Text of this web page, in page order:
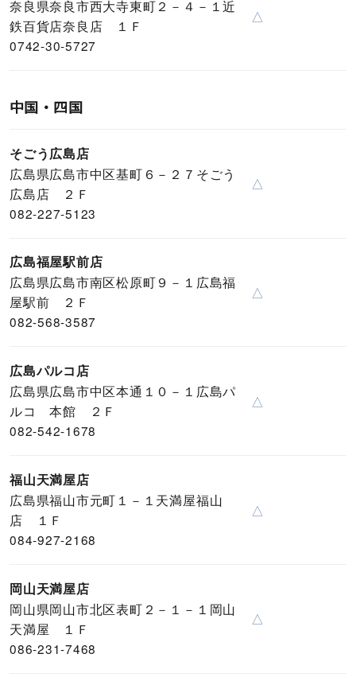
奈良県奈良市西大寺東町２－４－１近
鉄百貨店奈良店 １Ｆ
0742-30-5727
△
中国・四国
そごう広島店
広島県広島市中区基町６－２７そごう
広島店 ２Ｆ
082-227-5123
△
広島福屋駅前店
広島県広島市南区松原町９－１広島福
屋駅前 ２Ｆ
082-568-3587
△
広島パルコ店
広島県広島市中区本通１０－１広島パ
ルコ 本館 ２Ｆ
082-542-1678
△
福山天満屋店
広島県福山市元町１－１天満屋福山
店 １Ｆ
084-927-2168
△
岡山天満屋店
岡山県岡山市北区表町２－１－１岡山
天満屋 １Ｆ
086-231-7468
△